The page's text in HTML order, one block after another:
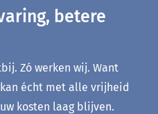
betere
Zó werken wij. Want
écht met alle vrijheid
kosten laag blijven.